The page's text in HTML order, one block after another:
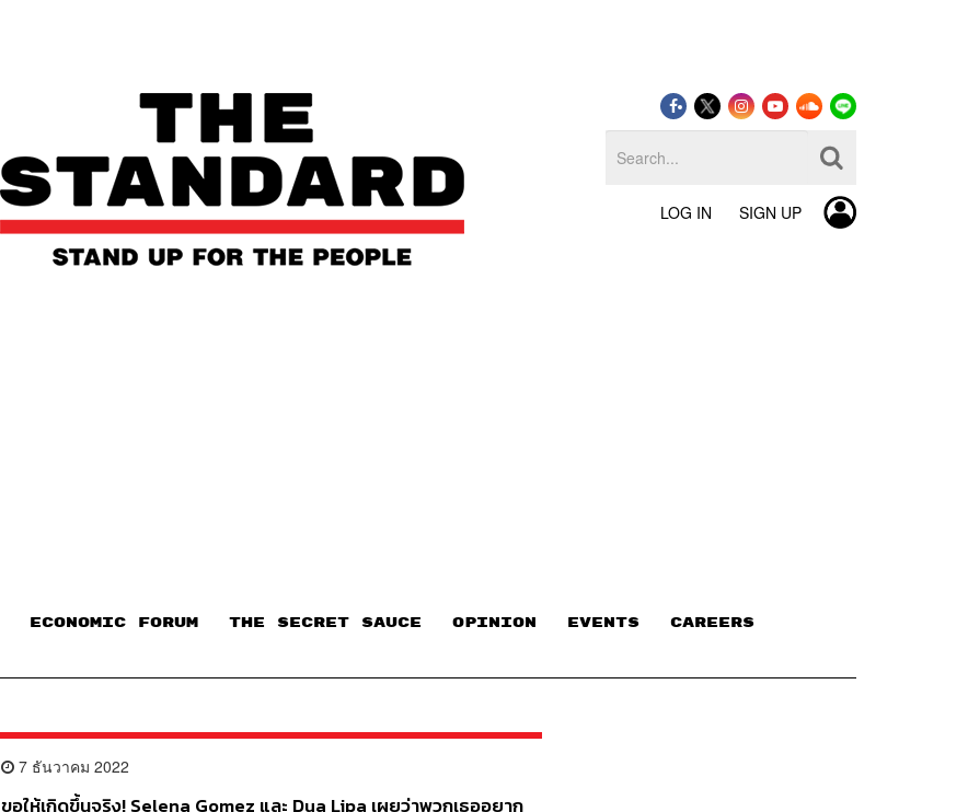
LOG IN SIGN UP
ECONOMIC FORUM THE SECRET SAUCE​ OPINION EVENTS CAREERS
7 ธันวาคม 2022
ขอให้เกิดขึ้นจริง! Selena Gomez และ Dua Lipa เผยว่าพวกเธออยาก